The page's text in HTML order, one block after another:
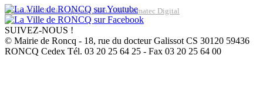
Réalisation du site: Agence Web Lille Promatec Digital
SUIVEZ-NOUS !
© Mairie de Roncq - 18, rue du docteur Galissot CS 30120 59436
RONCQ Cedex Tél. 03 20 25 64 25 - Fax 03 20 25 64 00